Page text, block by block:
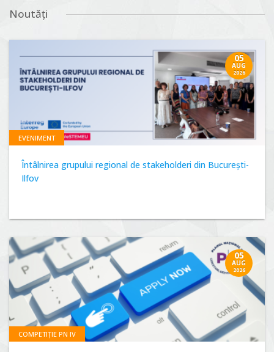
Noutăți
05
AUG
2026
EVENIMENT
Întâlnirea grupului regional de stakeholderi din București-
Ilfov
05
AUG
2026
COMPETIȚIE PN IV